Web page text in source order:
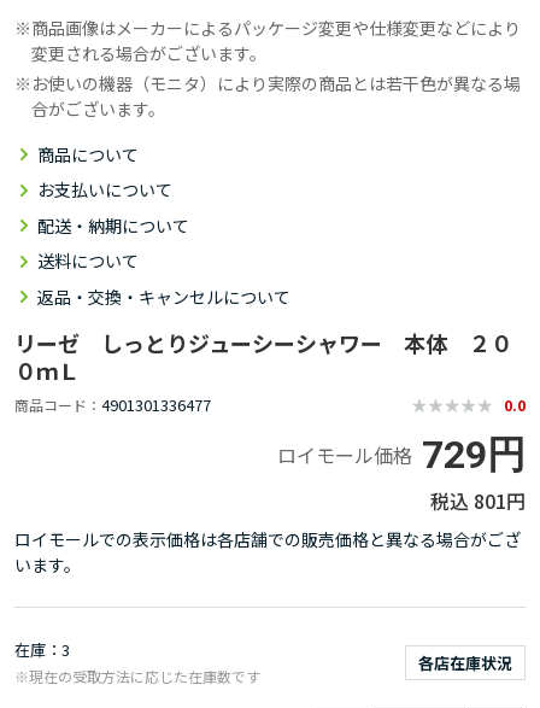
商品画像はメーカーによるパッケージ変更や仕様変更などにより
変更される場合がございます。
お使いの機器（モニタ）により実際の商品とは若干色が異なる場
合がございます。
商品について
お支払いについて
配送・納期について
送料について
返品・交換・キャンセルについて
リーゼ しっとりジューシーシャワー 本体 ２０
０ｍＬ
商品コード 4901301336477 0.0
ロイモール価格 729円
801円
ロイモールでの表示価格は各店舗での販売価格と異なる場合がござ
います。
在庫 3
各店在庫状況
※現在の受取方法に応じた在庫数です